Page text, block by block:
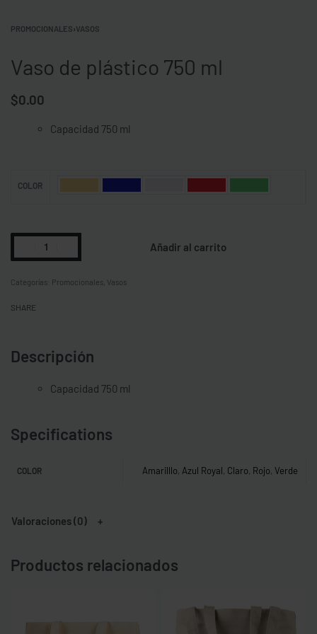
PROMOCIONALES›VASOS
Vaso de plástico 750 ml
$0.00
Capacidad 750 ml
COLOR
Añadir al carrito
Categorías: Promocionales Vasos
SHARE
Descripción
Capacidad 750 ml
Specifications
COLOR Amarilllo, Azul Royal, Claro, Rojo, Verde
Valoraciones (0)
Productos relacionados